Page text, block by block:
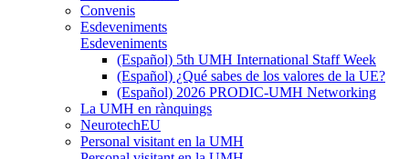
Convenis
Esdeveniments
Esdeveniments
(Español) 5th UMH International Staff Week
(Español) ¿Qué sabes de los valores de la UE?
(Español) 2026 PRODIC-UMH Networking
La UMH en rànquings
NeurotechEU
Personal visitant en la UMH